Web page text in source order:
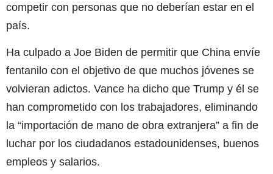
competir con personas que no deberían estar en el
país.
Ha culpado a Joe Biden de permitir que China envíe
fentanilo con el objetivo de que muchos jóvenes se
volvieran adictos. Vance ha dicho que Trump y él se
han comprometido con los trabajadores, eliminando
la “importación de mano de obra extranjera” a fin de
luchar por los ciudadanos estadounidenses, buenos
empleos y salarios.